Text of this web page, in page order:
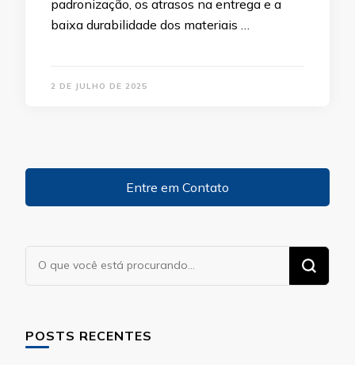
padronização, os atrasos na entrega e a
baixa durabilidade dos materiais …
2 DE JULHO DE 2025
Entre em Contato
Procurando
algo?
POSTS RECENTES